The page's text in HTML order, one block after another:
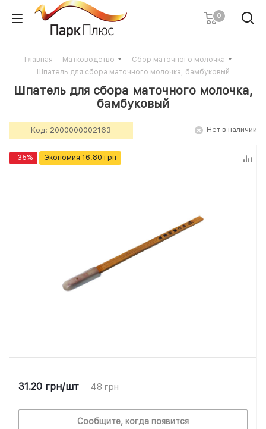
0
Главная - Матководство - Сбор маточного молочка
-
Шпатель для сбора маточного молочка, бамбуковый
Шпатель для сбора маточного молочка,
бамбуковый
Код: 2000000002163 Нет в наличии
-35% Экономия 16.80 грн
31.20 грн/шт 48грн
Сообщите, когда появится